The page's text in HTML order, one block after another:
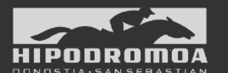
02/08 17:30 Abuztuaren 2a / 2 de
Abuztuaren 9a / 9 de
12/08 12:24 Abuztaren 12a / 12 de